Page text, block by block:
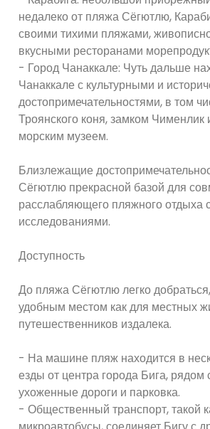
недалеко от пляжа Сёгютлю,
своими тихими пляжами,
вкусными ресторанами
- Город Чанаккале: Чуть дальше
Чанаккале с культурными и
достопримечательностями, в том
Троянского коня, замком
морским музеем.
Близлежащие
Сёгютлю прекрасной базой для
расслабляющего пляжного отдыха
исследованиями.
Доступность
До пляжа Сёгютлю легко
удобным местом как для местных
путешественников издалека.
- На машине пляж находится в
езды от центра города Бига, рядом
ухоженные дороги и парковка.
- Общественный транспорт, такой